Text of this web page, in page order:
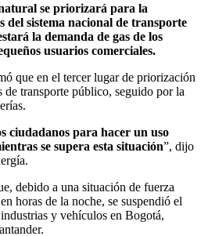
se priorizará para la
del sistema nacional de transporte
la demanda de gas de los
usuarios comerciales.
que en el tercer lugar de priorización
de transporte público, seguido por la
ciudadanos para hacer un uso
se supera esta situación”, dijo
debido a una situación de fuerza
horas de la noche, se suspendió el
y vehículos en Bogotá,